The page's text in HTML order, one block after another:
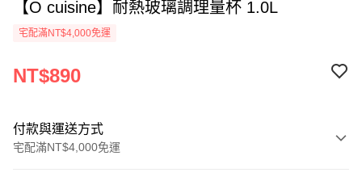
【O cuisine】耐熱玻璃調理量杯 1.0L
宅配滿NT$4,000免運
NT$890
付款與運送方式
宅配滿NT$4,000免運